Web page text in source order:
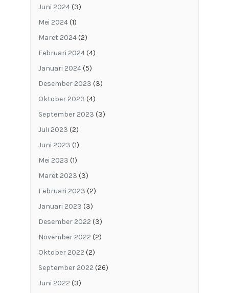
Juni 2024(3)
Mei 2024(1)
Maret 2024(2)
Februari 2024(4)
Januari 2024(5)
Desember 2023 (3)
Oktober 2023 (4)
September 2023 (3)
Juli 2023 (2)
Juni 2023 (1)
Mei 2023 (1)
Maret 2023 (3)
Februari 2023 (2)
Januari 2023 (3)
Desember 2022 (3)
November 2022 (2)
Oktober 2022 (2)
September 2022 (26)
Juni 2022 (3)